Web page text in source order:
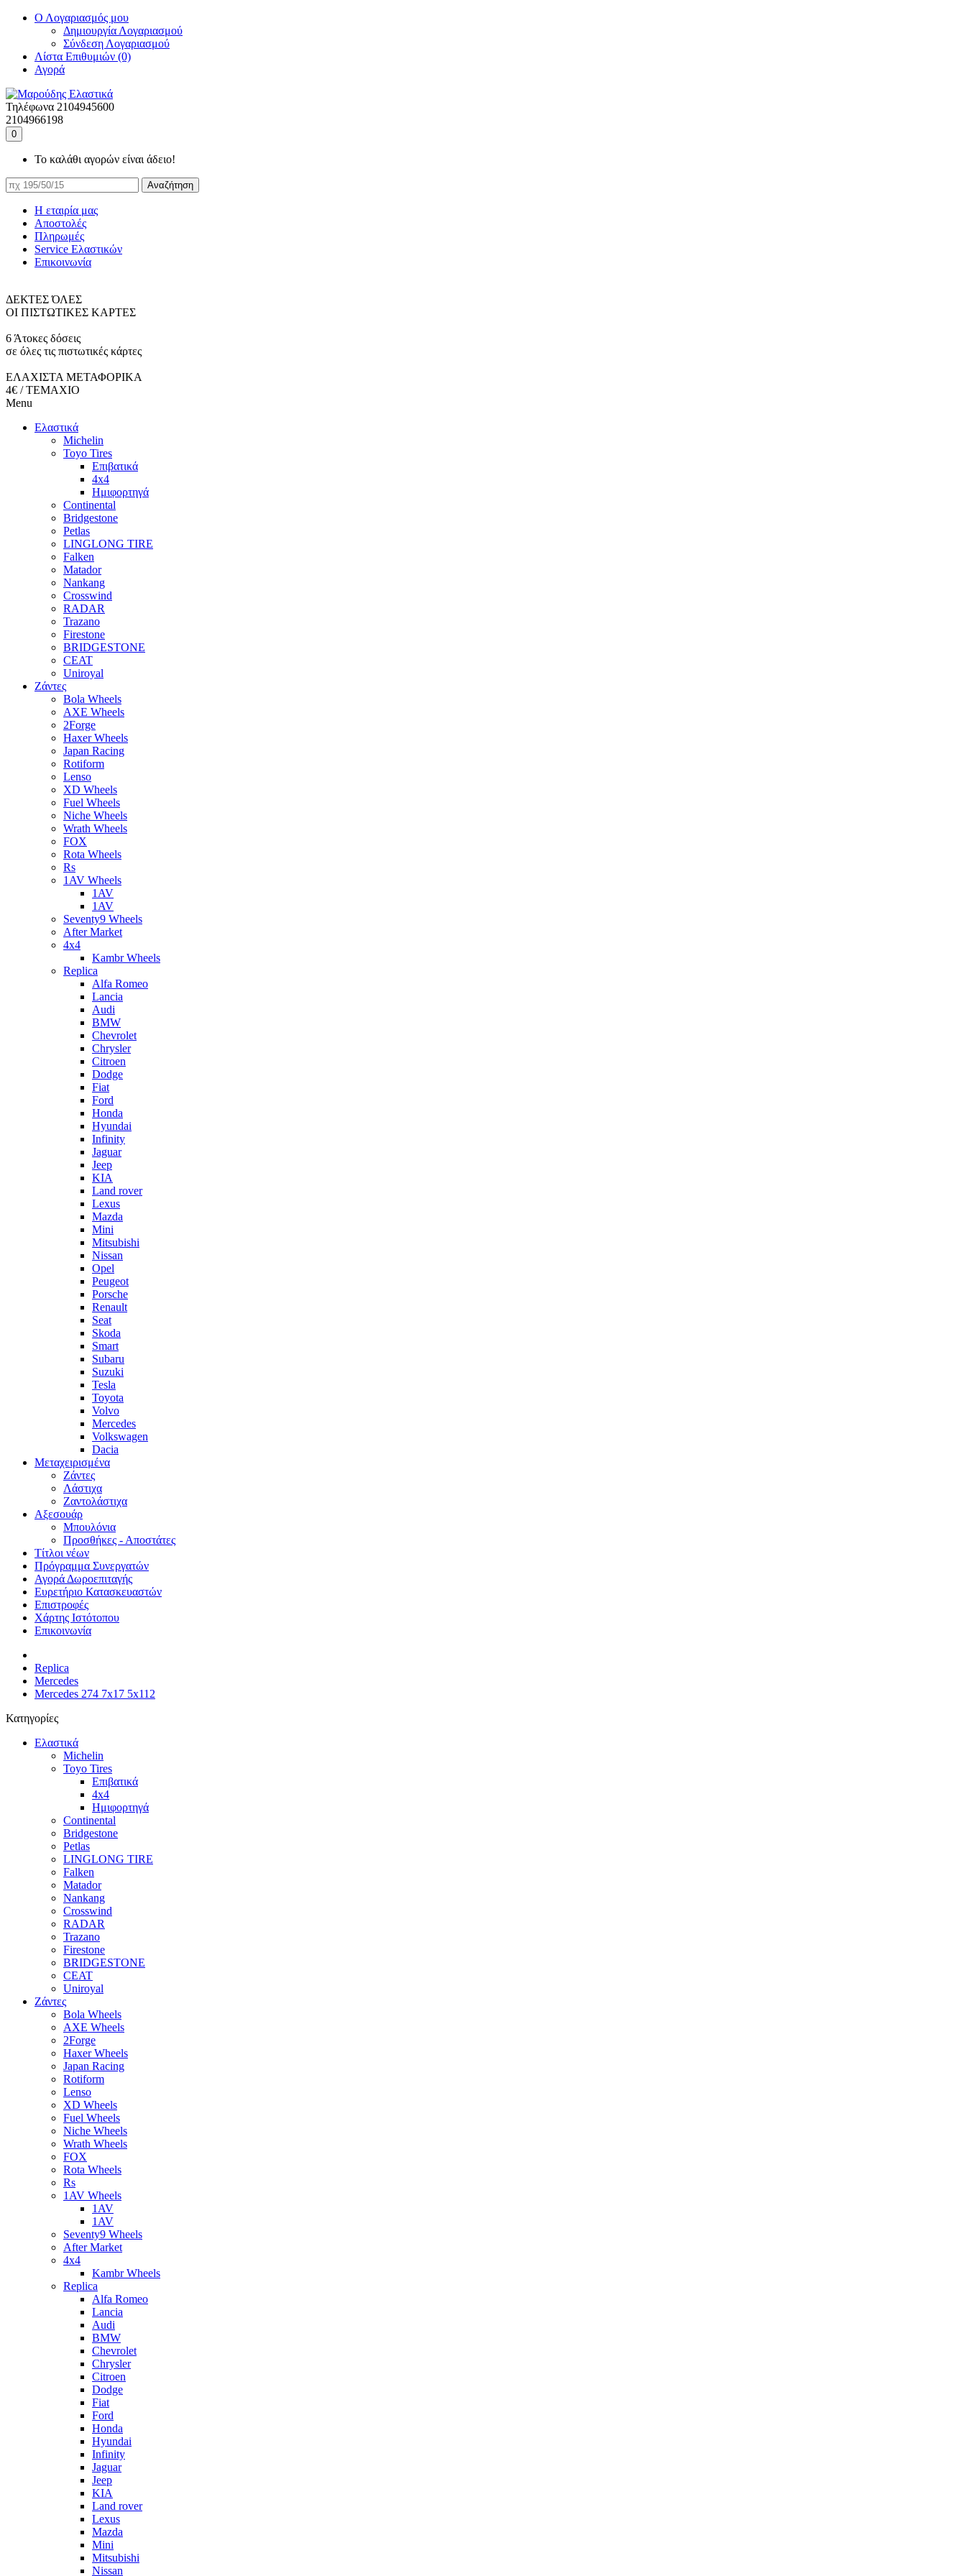
Ο Λογαριασμός μου
Δημιουργία Λογαριασμού
Σύνδεση Λογαριασμού
Λίστα Επιθυμιών (0)
Αγορά
Τηλέφωνα 2104945600
2104966198
0
Το καλάθι αγορών είναι άδειο!
Αναζήτηση
Η εταιρία μας
Αποστολές
Πληρωμές
Service Ελαστικών
Επικοινωνία
ΔΕΚΤΕΣ ΌΛΕΣ
ΟΙ ΠΙΣΤΩΤΙΚΕΣ ΚΑΡΤΕΣ
6 Άτοκες δόσεις
σε όλες τις πιστωτικές κάρτες
ΕΛΑΧΙΣΤΑ ΜΕΤΑΦΟΡΙΚΑ
4€ / ΤΕΜΑΧΙΟ
Menu
Ελαστικά
Michelin
Toyo Tires
Επιβατικά
4x4
Ημιφορτηγά
Continental
Bridgestone
Petlas
LINGLONG TIRE
Falken
Matador
Nankang
Crosswind
RADAR
Trazano
Firestone
BRIDGESTONE
CEAT
Uniroyal
Ζάντες
Bola Wheels
AXE Wheels
2Forge
Haxer Wheels
Japan Racing
Rotiform
Lenso
XD Wheels
Fuel Wheels
Niche Wheels
Wrath Wheels
FOX
Rota Wheels
Rs
1AV Wheels
1AV
1AV
Seventy9 Wheels
After Market
4x4
Kambr Wheels
Replica
Alfa Romeo
Lancia
Audi
BMW
Chevrolet
Chrysler
Citroen
Dodge
Fiat
Ford
Honda
Hyundai
Infinity
Jaguar
Jeep
KIA
Land rover
Lexus
Mazda
Mini
Mitsubishi
Nissan
Opel
Peugeot
Porsche
Renault
Seat
Skoda
Smart
Subaru
Suzuki
Tesla
Toyota
Volvo
Mercedes
Volkswagen
Dacia
Μεταχειρισμένα
Zάντες
Λάστιχα
Ζαντολάστιχα
Αξεσουάρ
Μπουλόνια
Προσθήκες - Αποστάτες
Τίτλοι νέων
Πρόγραμμα Συνεργατών
Αγορά Δωροεπιταγής
Ευρετήριο Κατασκευαστών
Επιστροφές
Χάρτης Ιστότοπου
Επικοινωνία
Replica
Mercedes
Mercedes 274 7x17 5x112
Κατηγορίες
Ελαστικά
Michelin
Toyo Tires
Επιβατικά
4x4
Ημιφορτηγά
Continental
Bridgestone
Petlas
LINGLONG TIRE
Falken
Matador
Nankang
Crosswind
RADAR
Trazano
Firestone
BRIDGESTONE
CEAT
Uniroyal
Ζάντες
Bola Wheels
AXE Wheels
2Forge
Haxer Wheels
Japan Racing
Rotiform
Lenso
XD Wheels
Fuel Wheels
Niche Wheels
Wrath Wheels
FOX
Rota Wheels
Rs
1AV Wheels
1AV
1AV
Seventy9 Wheels
After Market
4x4
Kambr Wheels
Replica
Alfa Romeo
Lancia
Audi
BMW
Chevrolet
Chrysler
Citroen
Dodge
Fiat
Ford
Honda
Hyundai
Infinity
Jaguar
Jeep
KIA
Land rover
Lexus
Mazda
Mini
Mitsubishi
Nissan